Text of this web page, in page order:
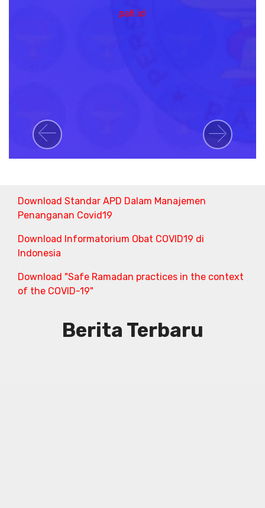
pafi.id
Previous Next
Download Standar APD Dalam Manajemen
Penanganan Covid19
Download Informatorium Obat COVID19 di
Indonesia
Download "Safe Ramadan practices in the context
of the COVID-19"
Berita Terbaru